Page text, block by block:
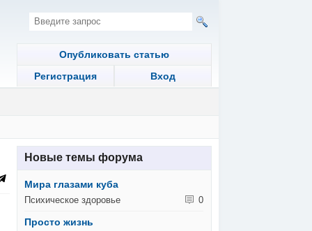
Опубликовать статью
Регистрация
Вход
Новые темы форума
Мира глазами куба
Психическое здоровье 0
Просто жизнь